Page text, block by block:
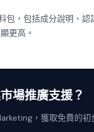
包，包括成分說明、
更高。
場推廣支援？
，獲取免費的初